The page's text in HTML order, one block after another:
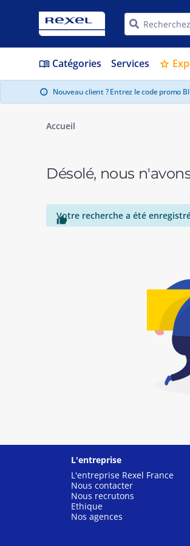
menu_book Catégories Services star
info Nouveau client ? Entrez le code promo
Accueil
Désolé, nous

Votre recherche a été
L'entreprise
L'entreprise Rexel France
Nous contacter
Nous recrutons
Ethique
Nos agences